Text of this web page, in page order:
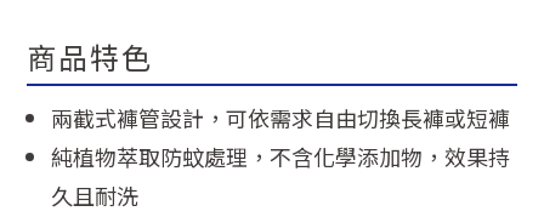
商品特色
兩截式褲管設計，可依需求自由切換長褲或短褲
純植物萃取防蚊處理，不含化學添加物，效果持
久且耐洗